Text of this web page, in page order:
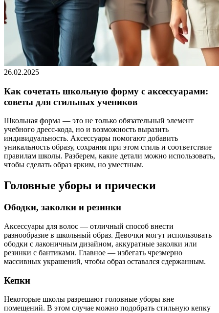
26.02.2025
Как сочетать школьную форму с аксессуарами:
советы для стильных учеников
Школьная форма — это не только обязательный элемент
учебного дресс-кода, но и возможность выразить
индивидуальность. Аксессуары помогают добавить
уникальность образу, сохраняя при этом стиль и соответствие
правилам школы. Разберем, какие детали можно использовать,
чтобы сделать образ ярким, но уместным.
Головные уборы и прически
Ободки, заколки и резинки
Аксессуары для волос — отличный способ внести
разнообразие в школьный образ. Девочки могут использовать
ободки с лаконичным дизайном, аккуратные заколки или
резинки с бантиками. Главное — избегать чрезмерно
массивных украшений, чтобы образ оставался сдержанным.
Кепки
Некоторые школы разрешают головные уборы вне
помещений. В этом случае можно подобрать стильную кепку